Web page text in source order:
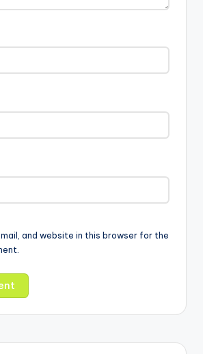
and website in this browser for the